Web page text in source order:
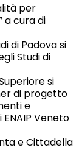
per
a cura di
di Padova si
Studi di
si
di progetto
e
Veneto
e Cittadella